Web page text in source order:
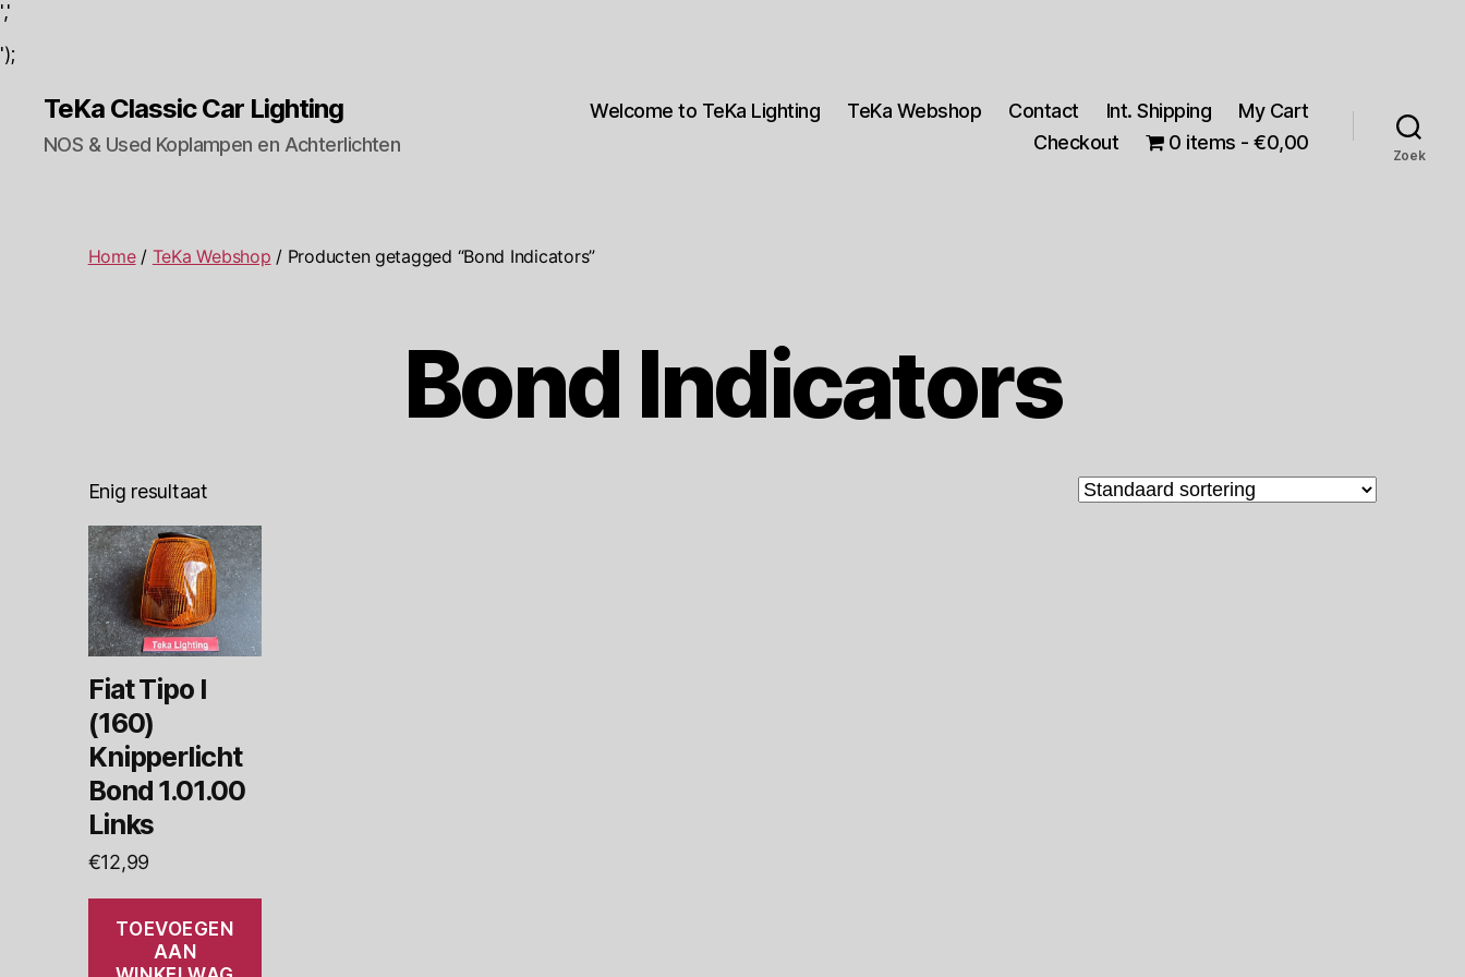
','
');
TeKa Classic Car Lighting
NOS & Used Koplampen en Achterlichten
Welcome to TeKa Lighting TeKa Webshop Contact Int. Shipping
My Cart
Checkout
0 items €0,00
Zoek
Home/ TeKa Webshop / Producten getagged “Bond Indicators”
Bond Indicators
Enig resultaat
Fiat Tipo I
(160)
Knipperlicht
Bond 1.01.00
Links
€12,99
TOEVOEGEN
AAN